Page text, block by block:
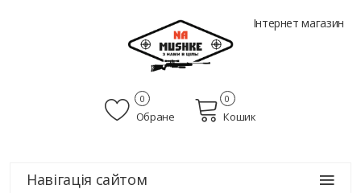
Інтернет магазин
Обране
0
Кошик
0
Навігація сайтом